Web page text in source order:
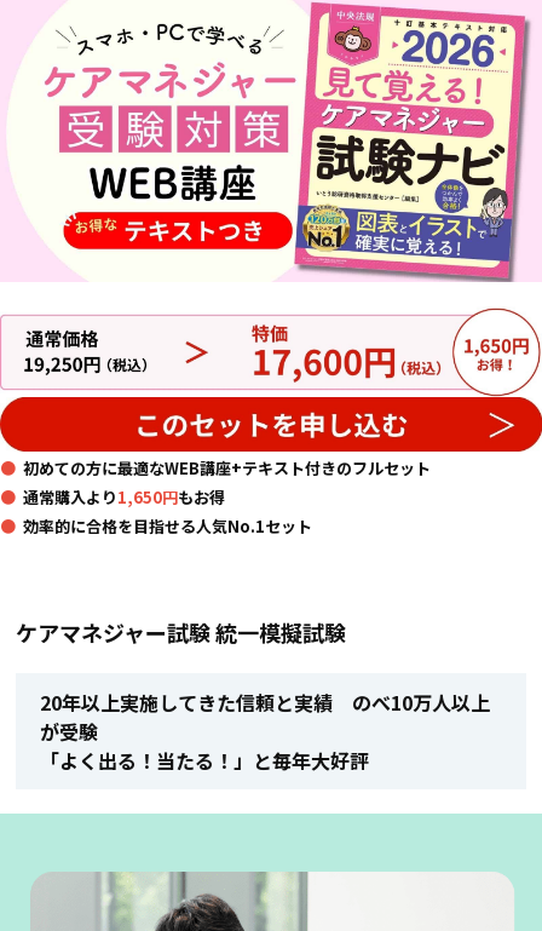
● 初めての方に最適なWEB講座+テキスト付きのフルセット
● 通常購入より1,650円もお得
● 効率的に合格を目指せる人気No.1セット
ケアマネジャー試験 統一模擬試験
20年以上実施してきた信頼と実績 のべ10万人以上
が受験
「よく出る！当たる！」と毎年大好評